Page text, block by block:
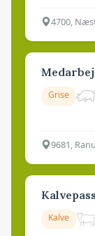
4700,
Grise
9681,
Kalve